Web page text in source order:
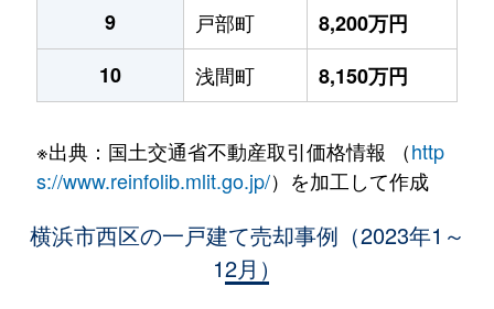
9
戸部町
8,200万円
10
浅間町 8,150万円
※出典：国土交通省不動産取引価格情報 （http
s://www.reinfolib.mlit.go.jp/）を加工して作成
横浜市西区の一戸建て売却事例（2023年1～
12月）